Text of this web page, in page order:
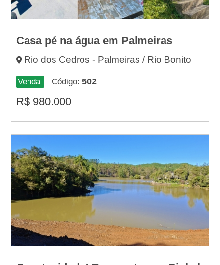
Casa pé na água em Palmeiras
Rio dos Cedros - Palmeiras / Rio Bonito
Venda Código: 502
R$ 980.000